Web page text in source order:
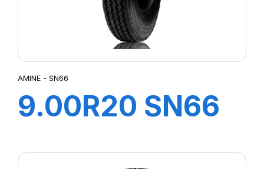
AMINE - SN66
9.00R20 SN66